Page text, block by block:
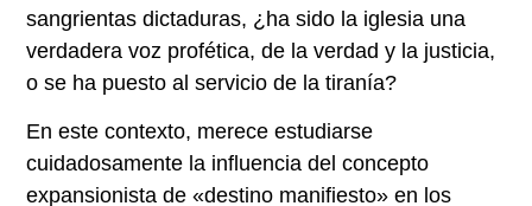
sangrientas dictaduras, ¿ha sido la iglesia una
verdadera voz profética, de la verdad y la justicia,
o se ha puesto al servicio de la tiranía?
En este contexto, merece estudiarse
cuidadosamente la influencia del concepto
expansionista de «destino manifiesto» en los